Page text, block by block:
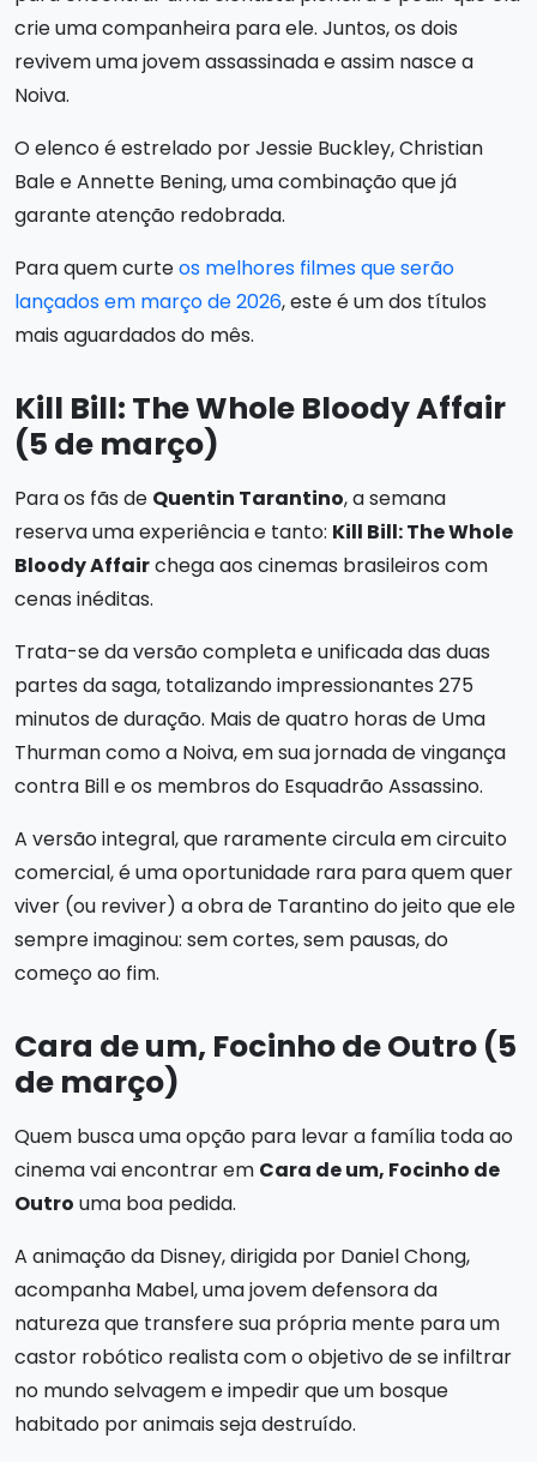
crie uma companheira para ele. Juntos, os dois
revivem uma jovem assassinada e assim nasce a
Noiva.
O elenco é estrelado por Jessie Buckley, Christian
Bale e Annette Bening, uma combinação que já
garante atenção redobrada.
Para quem curteos melhores filmes que serão
lançados em março de 2026, este é um dos títulos
mais aguardados do mês.
Kill Bill: The Whole Bloody Affair
(5 de março)
Para os fãs de Quentin Tarantino, a semana
reserva uma experiência e tanto: Kill Bill: The Whole
Bloody Affairchega aos cinemas brasileiros com
cenas inéditas.
Trata-se da versão completa e unificada das duas
partes da saga, totalizando impressionantes 275
minutos de duração. Mais de quatro horas de Uma
Thurman como a Noiva, em sua jornada de vingança
contra Bill e os membros do Esquadrão Assassino.
A versão integral, que raramente circula em circuito
comercial, é uma oportunidade rara para quem quer
viver (ou reviver) a obra de Tarantino do jeito que ele
sempre imaginou: sem cortes, sem pausas, do
começo ao fim.
Cara de um, Focinho de Outro (5
de março)
Quem busca uma opção para levar a família toda ao
cinema vai encontrar em Cara de um, Focinho de
Outro uma boa pedida.
A animação da Disney, dirigida por Daniel Chong,
acompanha Mabel, uma jovem defensora da
natureza que transfere sua própria mente para um
castor robótico realista com o objetivo de se infiltrar
no mundo selvagem e impedir que um bosque
habitado por animais seja destruído.